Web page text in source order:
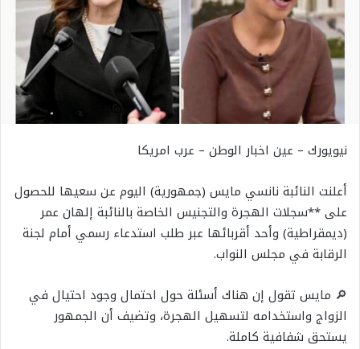
نيويورك – عين اخبار الوطن – عرب امريكا
أعلنت النائبة نانسي مايس (جمهورية) اليوم عن سعيها للحصول
على **سجلات الهجرة والتجنيس الخاصة بالنائبة إلهان عمر
(ديمقراطية) وأحد أقربائها عبر طلب استدعاء رسمي أمام لجنة
الرقابة في مجلس النواب.
🔎 مايس تقول إن هناك أسئلة حول احتمال وجود احتيال في
الزواج واستخدامه لتسهيل الهجرة، وتضيف أن الجمهور
يستحق شفافية كاملة.